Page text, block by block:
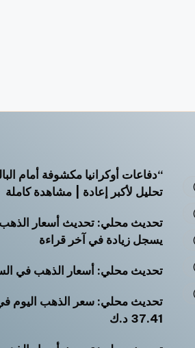
“دفاعات أوكرانيا مكشوفة أمام
تحليل لأكبر إعادة | مشاهدة كاملة
تحديث محلي: تحديث أسعار الذهب
يسجل زيادة في آخر قراءة
تحديث محلي: أسعار الذهب في
37.41 د.ك